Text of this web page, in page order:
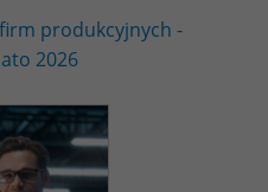
produkcyjnych -
2026